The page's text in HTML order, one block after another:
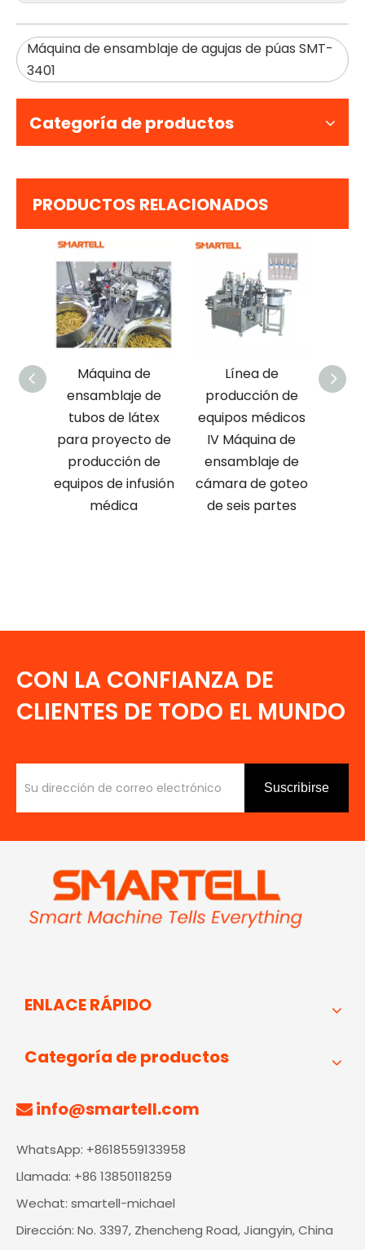
Máquina de ensamblaje de agujas de púas SMT-
3401
Categoría de productos
PRODUCTOS RELACIONADOS
Máquina de
ensamblaje de
tubos de látex
para proyecto de
producción de
equipos de infusión
médica
Línea de
producción de
equipos médicos
IV Máquina de
ensamblaje de
cámara de goteo
de seis partes
CON LA CONFIANZA DE
CLIENTES DE TODO EL MUNDO
Suscribirse
ENLACE RÁPIDO
Categoría de productos
 info@smartell.com
WhatsApp: +8618559133958
Llamada: +86 13850118259
Wechat: smartell-michael
Dirección: No. 3397, Zhencheng Road, Jiangyin, China